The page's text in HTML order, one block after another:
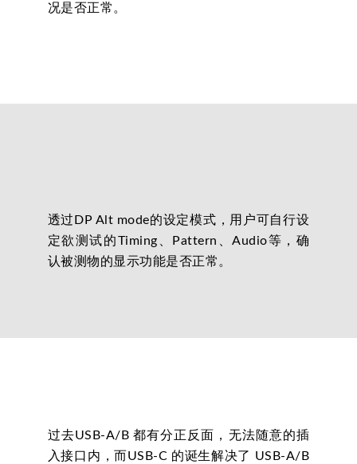
况是否正常。
透过DP Alt mode的设定模式，用户可自行设
定欲测试的Timing、Pattern、Audio等，确
认被测物的显示功能是否正常。
过去USB-A/B 都有分正反面，无法随意的插
入接口内，而USB-C 的诞生解决了 USB-A/B